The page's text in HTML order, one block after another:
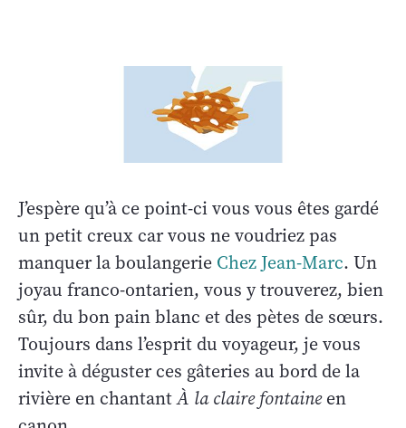
J’espère qu’à ce point-ci vous vous êtes gardé
un petit creux car vous ne voudriez pas
manquer la boulangerie Chez Jean-Marc. Un
joyau franco-ontarien, vous y trouverez, bien
sûr, du bon pain blanc et des pètes de sœurs.
Toujours dans l’esprit du voyageur, je vous
invite à déguster ces gâteries au bord de la
rivière en chantantÀ la claire fontaineen